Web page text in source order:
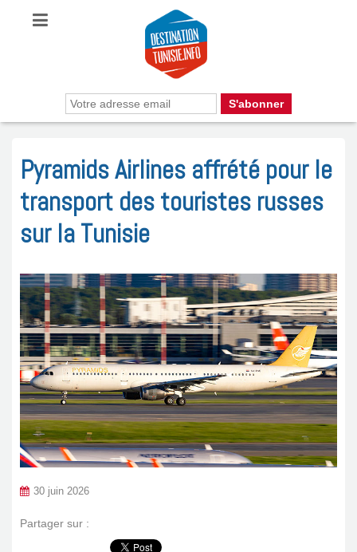
Pyramids Airlines affrété pour le
transport des touristes russes
sur la Tunisie
30 juin 2026
Partager sur :